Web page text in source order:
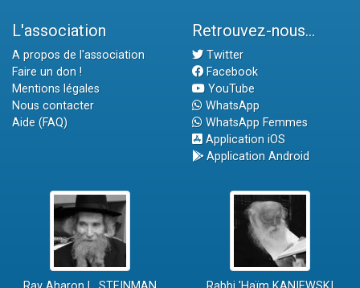
L'association
A propos de l'association
Faire un don !
Mentions légales
Nous contacter
Aide (FAQ)
Retrouvez-nous...
Twitter
Facebook
YouTube
WhatsApp
WhatsApp Femmes
Application iOS
Application Android